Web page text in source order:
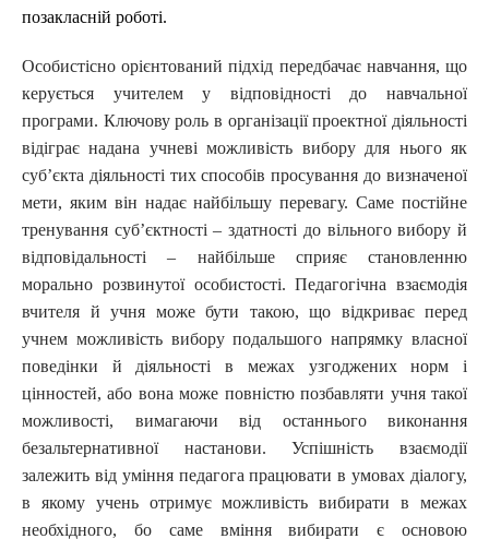
позакласній роботі.
Особистісно орієнтований підхід передбачає навчання, що
керується учителем у відповідності до навчальної
програми. Ключову роль в організації проектної діяльності
відіграє надана учневі можливість вибору для нього як
суб’єкта діяльності тих способів просування до визначеної
мети, яким він надає найбільшу перевагу. Саме постійне
тренування суб’єктності – здатності до вільного вибору й
відповідальності – найбільше сприяє становленню
морально розвинутої особистості. Педагогічна взаємодія
вчителя й учня може бути такою, що відкриває перед
учнем можливість вибору подальшого напрямку власної
поведінки й діяльності в межах узгоджених норм і
цінностей, або вона може повністю позбавляти учня такої
можливості, вимагаючи від останнього виконання
безальтернативної настанови. Успішність взаємодії
залежить від уміння педагога працювати в умовах діалогу,
в якому учень отримує можливість вибирати в межах
необхідного, бо саме вміння вибирати є основою